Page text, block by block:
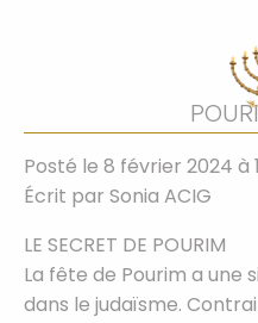
Posté le 8 février 2024 à
Écrit par Sonia ACIG
LE SECRET DE POURIM
La fête de Pourim a
dans le judaïsme.